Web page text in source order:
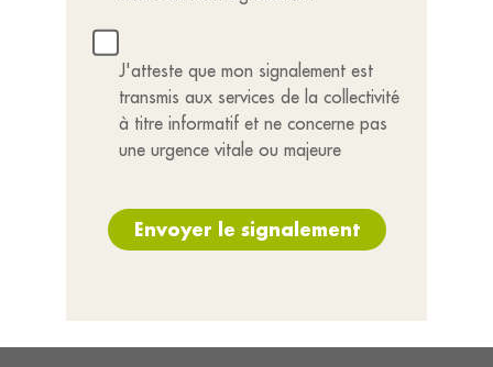
J'atteste que mon signalement est
transmis aux services de la collectivité
à titre informatif et ne concerne pas
une urgence vitale ou majeure
Envoyer le signalement